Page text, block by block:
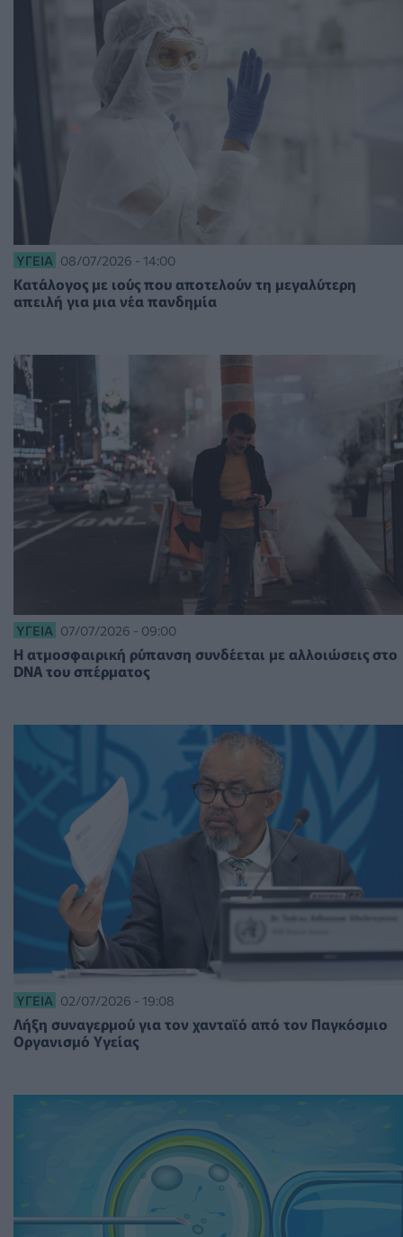
ΥΓΕΊΑ 08/07/2026 - 14:00
Κατάλογος με ιούς που αποτελούν τη μεγαλύτερη
απειλή για μια νέα πανδημία
ΥΓΕΊΑ 07/07/2026 - 09:00
Η ατμοσφαιρική ρύπανση συνδέεται με αλλοιώσεις στο
DNA του σπέρματος
ΥΓΕΊΑ 02/07/2026 - 19:08
Λήξη συναγερμού για τον χανταϊό από τον Παγκόσμιο
Οργανισμό Υγείας